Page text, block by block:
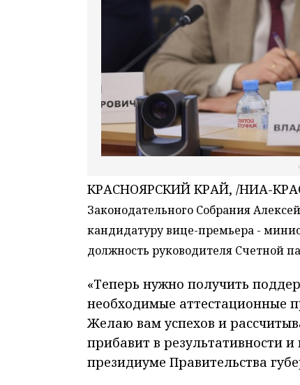
КРАСНОЯРСКИЙ КРАЙ, /НИА-
Законодательного Собрания
кандидатуру вице-премьера -
должность руководителя Счетной
«Теперь нужно получить
необходимые аттестационные
Желаю вам успехов и
прибавит в результативности
президиуме Правительства